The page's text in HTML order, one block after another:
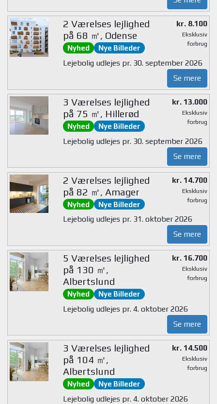
2 Værelses lejlighed
på 68 ㎡, Odense
Nyhed Nye Billeder
kr. 8.100
Eksklusiv
forbrug
Lejebolig udlejes pr. 30. september 2026
Se mere
3 Værelses lejlighed
på 75 ㎡, Hillerød
Nyhed Nye Billeder
kr. 13.000
Eksklusiv
forbrug
Lejebolig udlejes pr. 30. september 2026
Se mere
2 Værelses lejlighed
på 82 ㎡, Amager
Nyhed Nye Billeder
kr. 14.700
Eksklusiv
forbrug
Lejebolig udlejes pr. 31. oktober 2026
Se mere
5 Værelses lejlighed
på 130 ㎡,
Albertslund
Nyhed Nye Billeder
kr. 16.700
Eksklusiv
forbrug
Lejebolig udlejes pr. 4. oktober 2026
Se mere
3 Værelses lejlighed
på 104 ㎡,
Albertslund
Nyhed Nye Billeder
kr. 14.500
Eksklusiv
forbrug
Lejebolig udlejes pr. 4. oktober 2026